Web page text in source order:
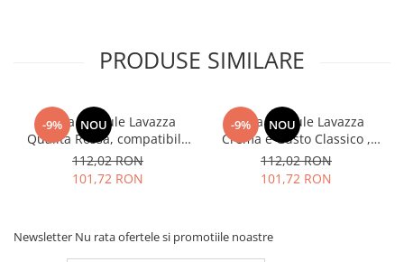
PRODUSE SIMILARE
-9% NOU
Cafea capsule Lavazza
Qualita Rossa, compatibile
Nespresso, 80 buc
112,02 RON
101,72 RON
-9% NOU
Cafea capsule Lavazza
Crema e Gusto Classico ,
compatibile Nespresso, 80
buc
112,02 RON
101,72 RON
Newsletter Nu rata ofertele si promotiile noastre